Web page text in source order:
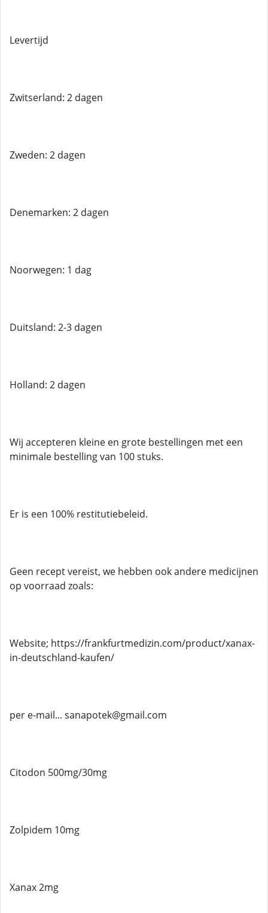
Levertijd
Zwitserland: 2 dagen
Zweden: 2 dagen
Denemarken: 2 dagen
Noorwegen: 1 dag
Duitsland: 2-3 dagen
Holland: 2 dagen
Wij accepteren kleine en grote bestellingen met een
minimale bestelling van 100 stuks.
Er is een 100% restitutiebeleid.
Geen recept vereist, we hebben ook andere medicijnen
op voorraad zoals:
Website; https://frankfurtmedizin.com/product/xanax-
in-deutschland-kaufen/
per e-mail... sanapotek@gmail.com
Citodon 500mg/30mg
Zolpidem 10mg
Xanax 2mg